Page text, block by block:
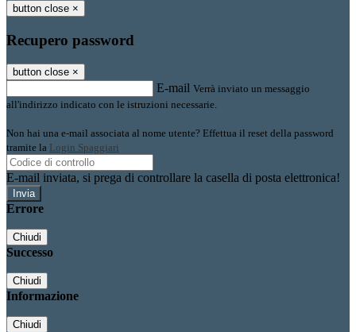
button close ×
Recupero password
button close ×
E-mail Verrà inviato un messaggio
all'indirizzo indicato con le istruzioni necessarie.
Non hai una e-mail associata al nome utente? Effettua il reset della password
tramite la Login Spaggiari
E-mail inviata, si prega di controllare la casella di posta elettronica!
Errore
Chiudi
Successo
Chiudi
Informazione
Chiudi